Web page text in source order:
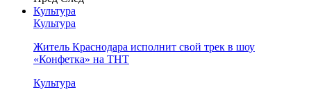
Культура
Культура
Житель Краснодара исполнит свой трек в шоу
«Конфетка» на ТНТ
Культура